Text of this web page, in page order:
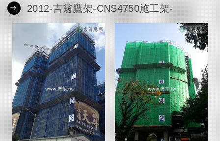
2012-吉翁鷹架-CNS4750施工架-